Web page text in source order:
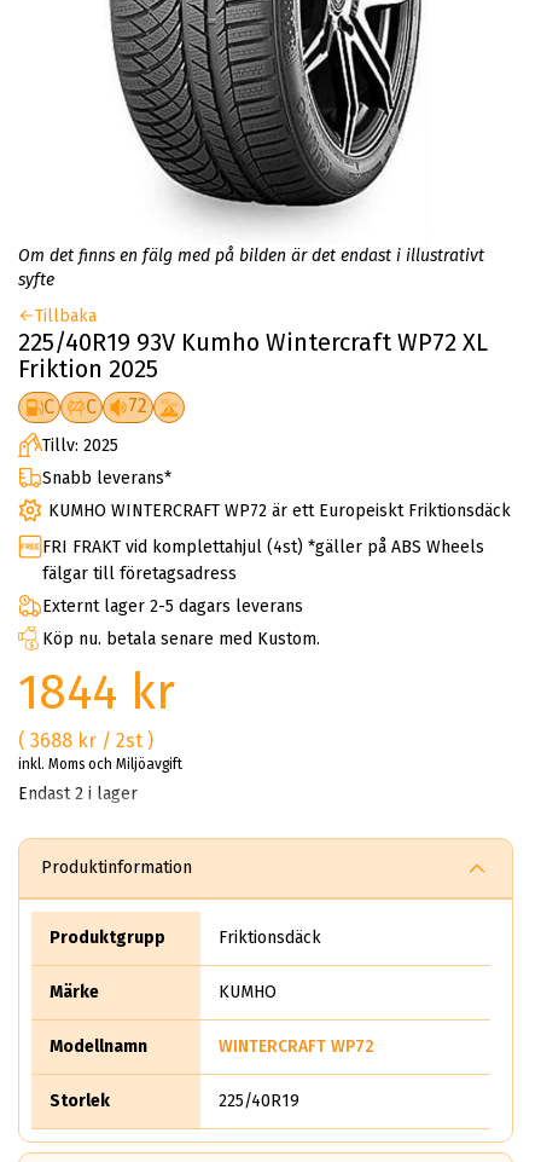
Om det finns en fälg med på bilden är det endast i illustrativt
syfte
Tillbaka
225/40R19 93V Kumho Wintercraft WP72 XL
Friktion 2025
C C 72
Tillv: 2025
Snabb leverans*
KUMHO WINTERCRAFT WP72 är ett Europeiskt Friktionsdäck
FRI FRAKT vid komplettahjul (4st) *gäller på ABS Wheels
fälgar till företagsadress
Externt lager 2-5 dagars leverans
Köp nu. betala senare med Kustom.
1844 kr
( 3688 kr / 2st )
inkl. Moms och Miljöavgift
Endast 2 i lager
Produktinformation
Produktgrupp Friktionsdäck
Märke KUMHO
Modellnamn WINTERCRAFT WP72
Storlek 225/40R19